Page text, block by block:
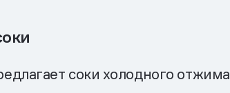
соки холодного